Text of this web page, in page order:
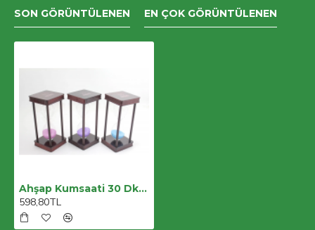
SON GÖRÜNTÜLENEN EN ÇOK GÖRÜNTÜLENEN
Ahşap Kumsaati 30 Dk Alk2493
598,80TL